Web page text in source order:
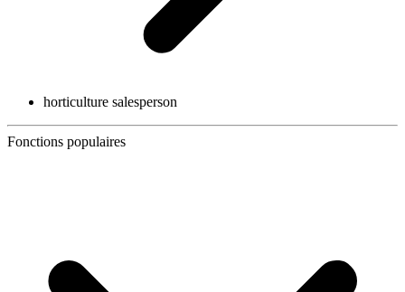
horticulture salesperson
Fonctions populaires